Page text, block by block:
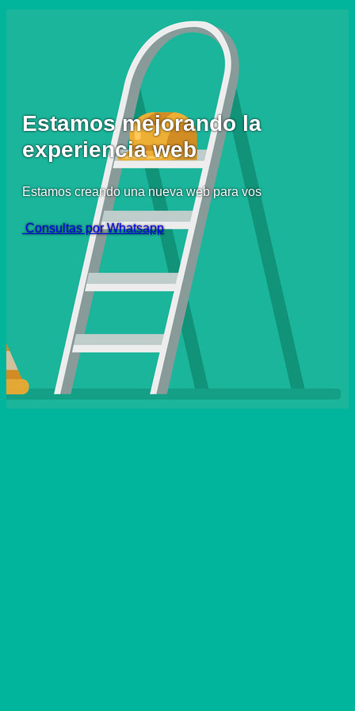
Estamos mejorando la
experiencia web
Estamos creando una nueva web para vos
Consultas por Whatsapp